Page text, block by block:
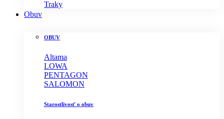
Traky
Obuv
OBUV
Altama
LOWA
PENTAGON
SALOMON
Starostlivosť o obuv